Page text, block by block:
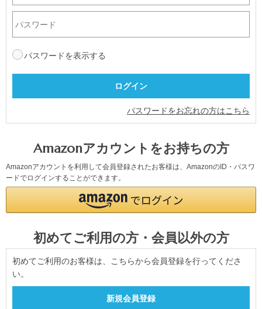
パスワードを表示する
パスワードをお忘れの方はこちら
Amazonアカウントをお持ちの方
Amazonアカウントを利用して会員登録されたお客様は、AmazonのID・パスワ
ードでログインすることができます。
初めてご利用の方・会員以外の方
初めてご利用のお客様は、こちらから会員登録を行ってくださ
い。